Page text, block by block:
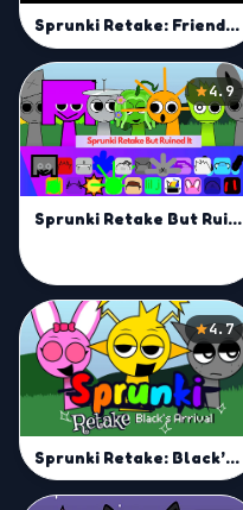
Sprunki Retake: Friendly Edition
4.9
Sprunki Retake But Ruined It
4.7
Sprunki Retake: Black’s Arrival